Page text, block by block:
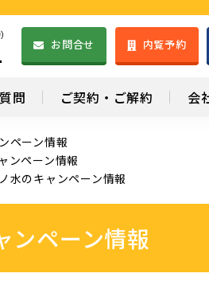
お問合せ 内覧予約
問 ご契約・ご解約 会
ペーン情報
ンペーン情報
水のキャンペーン情報
ンペーン情報